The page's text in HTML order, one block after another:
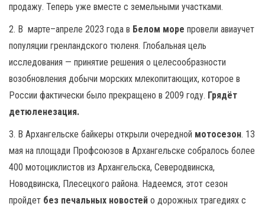
продажу. Теперь уже вместе с земельными участками.
2. В марте–апреле 2023 года в Белом море провели авиаучет
популяции гренландского тюленя. Глобальная цель
исследования — принятие решения о целесообразности
возобновления добычи морских млекопитающих, которое в
России фактически было прекращено в 2009 году. Грядёт
детюленезация.
3. В Архангельске байкеры открыли очередной мотосезон. 13
мая на площади Профсоюзов в Архангельске собралось более
400 мотоциклистов из Архангельска, Северодвинска,
Новодвинска, Плесецкого района. Надеемся, этот сезон
пройдет без печальных новостей о дорожных трагедиях с